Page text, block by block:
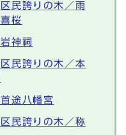
民誇りの木／雨
桜
神祠
民誇りの木／本
途八幡宮
民誇りの木／称